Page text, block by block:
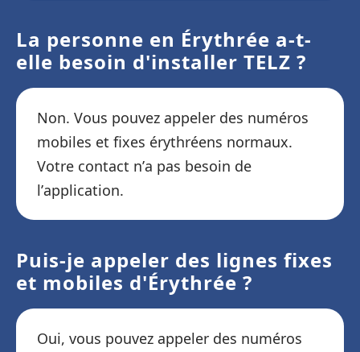
La personne en Érythrée a-t-
elle besoin d'installer TELZ ?
Non. Vous pouvez appeler des numéros
mobiles et fixes érythréens normaux.
Votre contact n’a pas besoin de
l’application.
Puis-je appeler des lignes fixes
et mobiles d'Érythrée ?
Oui, vous pouvez appeler des numéros